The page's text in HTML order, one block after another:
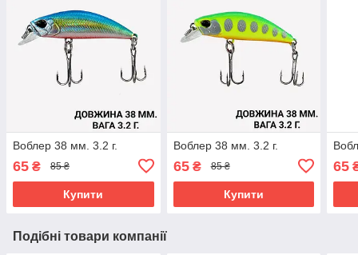
Воблер 38 мм. 3.2 г.
65 ₴ 85 ₴
Купити
Воблер 38 мм. 3.2 г.
65₴ 85 ₴
Купити
65
Подібні товари компанії